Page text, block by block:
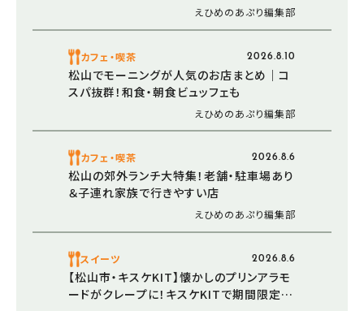
えひめのあぷり編集部
カフェ・喫茶 2026.8.10
松山でモーニングが人気のお店まとめ｜コ
スパ抜群！和食・朝食ビュッフェも
えひめのあぷり編集部
カフェ・喫茶 2026.8.6
松山の郊外ランチ大特集！老舗・駐車場あり
＆子連れ家族で行きやすい店
えひめのあぷり編集部
スイーツ 2026.8.6
【松山市・キスケKIT】懐かしのプリンアラモ
ードがクレープに！キスケKITで期間限定販